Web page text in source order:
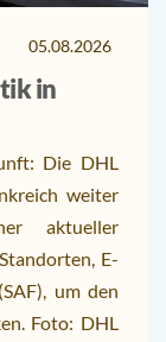
05.08.2026
in
Die DHL
weiter
aktueller
E-
um den
Foto: DHL